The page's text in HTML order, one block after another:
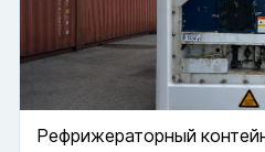
Рефрижераторный